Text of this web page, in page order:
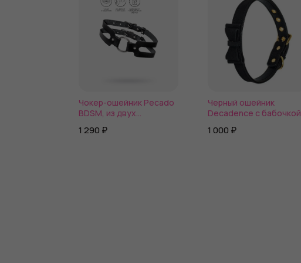
Чокер-ошейник Pecado
BDSM, из двух
кожа, чёрный
1 290 ₽
Черный ошейник
Decadence с бабочкой
1 000 ₽